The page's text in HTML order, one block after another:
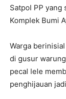
Satpol PP yang
Komplek Bumi
Warga berinisial
di gusur
pecal lele
penghijauan